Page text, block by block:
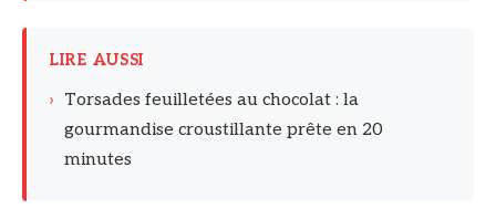
LIRE AUSSI
› Torsades feuilletées au chocolat : la
gourmandise croustillante prête en 20
minutes